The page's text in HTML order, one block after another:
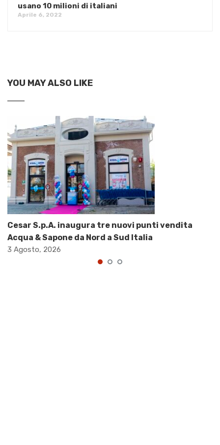
usano 10 milioni di italiani
Aprile 6, 2022
YOU MAY ALSO LIKE
Cesar S.p.A. inaugura tre nuovi punti vendita
Acqua & Sapone da Nord a Sud Italia
3 Agosto, 2026